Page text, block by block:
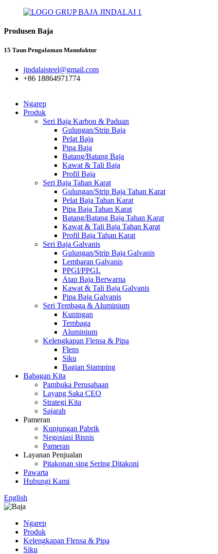
Produsen Baja
15 Taun Pengalaman Manufaktur
jindalaisteel@gmail.com
+86 18864971774
Ngarep
Produk
Seri Baja Karbon & Paduan
Gulungan/Strip Baja
Pelat Baja
Pipa Baja
Batang/Batang Baja
Kawat & Tali Baja
Profil Baja
Seri Baja Tahan Karat
Gulungan/Strip Baja Tahan Karat
Pelat Baja Tahan Karat
Pipa Baja Tahan Karat
Batang/Batang Baja Tahan Karat
Kawat & Tali Baja Tahan Karat
Profil Baja Tahan Karat
Seri Baja Galvanis
Gulungan/Strip Baja Galvanis
Lembaran Galvanis
PPGI/PPGL
Atap Baja Berwarna
Kawat & Tali Baja Galvanis
Pipa Baja Galvanis
Seri Tembaga & Aluminium
Kuningan
Tembaga
Aluminium
Kelengkapan Flensa & Pipa
Flens
Siku
Bagian Stamping
Babagan Kita
Pambuka Perusahaan
Layang Saka CEO
Strategi Kita
Sajarah
Pameran
Kunjungan Pabrik
Negosiasi Bisnis
Pameran
Layanan Penjualan
Pitakonan sing Sering Ditakoni
Pawarta
Hubungi Kami
English
Ngarep
Produk
Kelengkapan Flensa & Pipa
Siku